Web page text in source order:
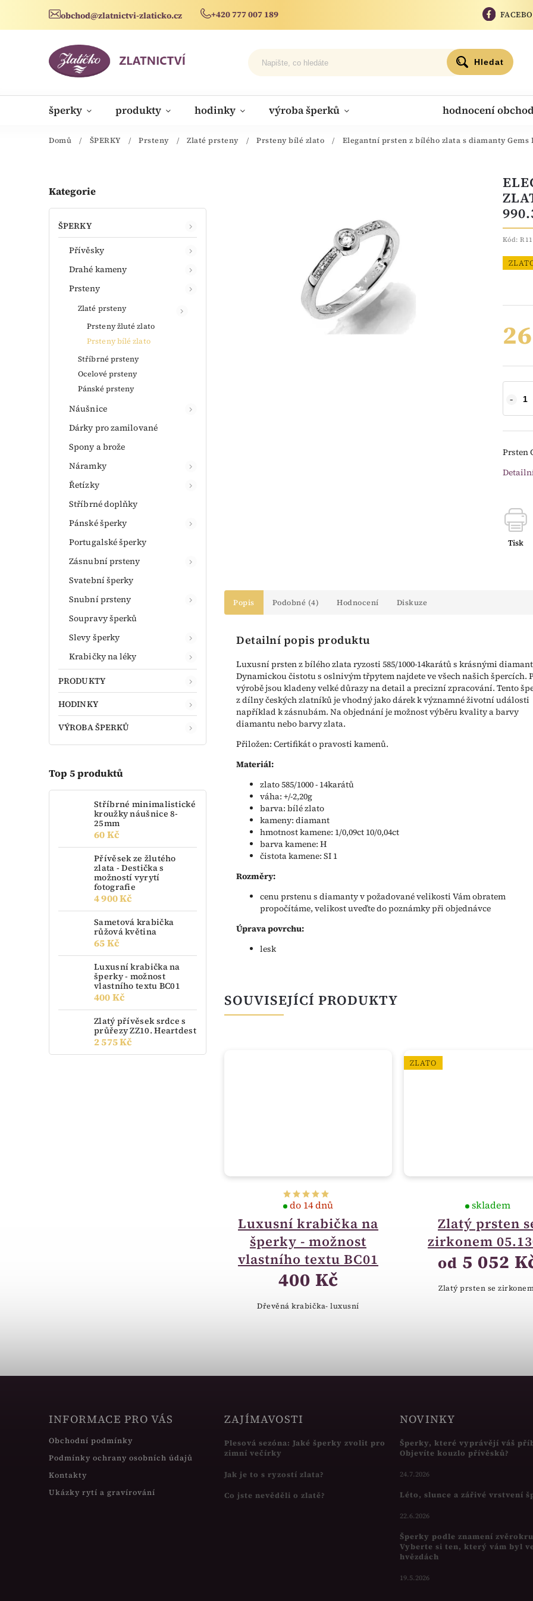
obchod@zlatnictvi-zlaticko.cz +420 777 007 189
Hledat
šperky produkty hodinky výroba šperků hodnocení
novinky
Domů / ŠPERKY / Prsteny / Zlaté prsteny / Prsteny bílé zlato / Elegantní prsten z bílého zlata s diamanty Gems
Kategorie
ŠPERKY
Přívěsky
Drahé kameny
Prsteny
Zlaté prsteny
Prsteny žluté zlato
Prsteny bílé zlato
Stříbrné prsteny
Ocelové prsteny
Pánské prsteny
Náušnice
Dárky pro zamilované
Spony a brože
Náramky
Řetízky
Stříbrné doplňky
Pánské šperky
Portugalské šperky
Zásnubní prsteny
Svatební šperky
Snubní prsteny
Soupravy šperků
Slevy šperky
Krabičky na léky
PRODUKTY
HODINKY
VÝROBA ŠPERKŮ
Top 5 produktů
Stříbrné minimalistické
kroužky náušnice 8-
25mm
60 Kč
Přívěsek ze žlutého
zlata - Destička s
možností vyrytí
fotografie
4 900 Kč
Sametová krabička
růžová květina
65 Kč
Luxusní krabička na
šperky - možnost
vlastního textu BC01
400 Kč
Zlatý přívěsek srdce s
průřezy ZZ10. Heartdest
2 575 Kč
Kód:
Prsten
Tisk
Popis Podobné (4) Hodnocení Diskuze
Detailní popis produktu
Luxusní prsten z bílého zlata ryzosti 585/1000-14karátů s krásnými
Dynamickou čistotu s oslnivým třpytem najdete ve všech našich špercích.
výrobě jsou kladeny velké důrazy na detail a precizní zpracování. Tento
z dílny českých zlatníků je vhodný jako dárek k významné životní události
například k zásnubám. Na objednání je možnost výběru kvality a barvy
diamantu nebo barvy zlata.
Přiložen: Certifikát o pravosti kamenů.
Materiál:
zlato 585/1000 - 14karátů
váha: +/-2,20g
barva: bílé zlato
kameny: diamant
hmotnost kamene: 1/0,09ct 10/0,04ct
barva kamene: H
čistota kamene: SI 1
Rozměry:
cenu prstenu s diamanty v požadované velikosti Vám obratem
propočítáme, velikost uveďte do poznámky při objednávce
Úprava povrchu:
lesk
SOUVISEJÍCÍ PRODUKTY
Luxusní krabička na
šperky - možnost
vlastního textu BC01
do 14 dnů
400 Kč
Dřevěná krabička- luxusní
ZLATO
Zlatý prsten
zirkonem
skladem
od 5 052
Zlatý prsten se
INFORMACE PRO VÁS
Obchodní podmínky
Podmínky ochrany osobních údajů
Kontakty
Ukázky rytí a gravírování
ZAJÍMAVOSTI
Plesová sezóna: Jaké šperky zvolit pro
zimní večírky
Jak je to s ryzostí zlata?
Co jste nevěděli o zlatě?
NOVINKY
Šperky, které vyprávějí váš
Objevíte kouzlo přívěsků?
24.7.2026
Léto, slunce a zářivé vrstvení
22.6.2026
Šperky podle znamení
Vyberte si ten, který vám byl
hvězdách
19.5.2026